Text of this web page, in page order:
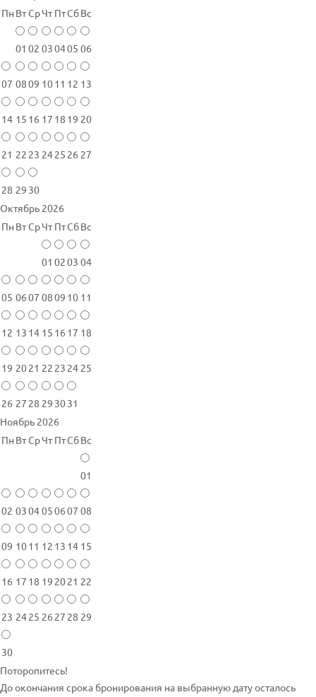
Пн ВтСрЧт ПтСбВс
01 02 030405 06
07 0809 1011 12 13
14 15 16 17 18 19 20
21 22 23 2425 26 27
28 29 30
Октябрь 2026
Пн ВтСрЧт ПтСбВс
01 0203 04
05 0607 0809 10 11
12 13 14 15 16 17 18
19 2021 22 23 24 25
26 27 28 29 3031
Ноябрь 2026
Пн ВтСрЧт ПтСбВс
01
02 0304050607 08
09 1011 12 13 14 15
16 17 18 19 2021 22
23 2425 26 27 28 29
30
Поторопитесь!
До окончания срока бронирования на выбранную дату осталось